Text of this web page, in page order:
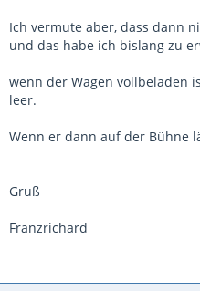
Ich vermute aber, dass dann
und das habe ich bislang zu
wenn der Wagen vollbeladen
leer.
Wenn er dann auf der Bühne
Gruß
Franzrichard